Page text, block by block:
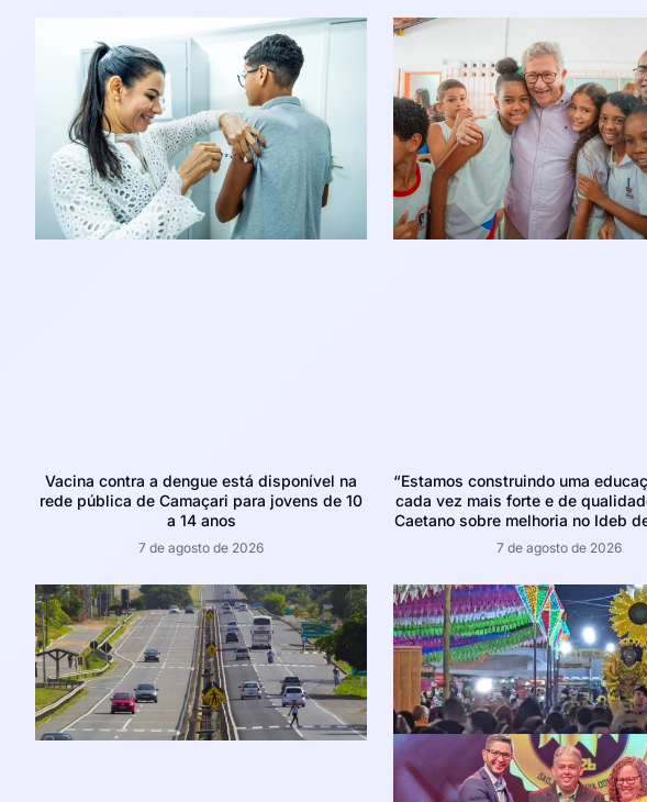
Vacina contra a dengue está disponível na
rede pública de Camaçari para jovens de 10
a 14 anos
7 de agosto de 2026
“Estamos construindo uma
cada vez mais forte e de
Caetano sobre melhoria no Ideb
7 de agosto de 2026